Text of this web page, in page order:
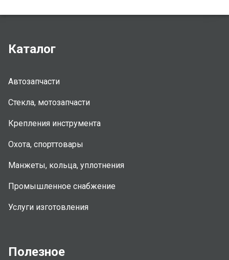
Каталог
Автозапчасти
Стекла, мотозапчасти
Крепления инструмента
Охота, спорттовары
Манжеты, кольца, уплотнения
Промышленное снабжение
Услуги изготовления
Полезное